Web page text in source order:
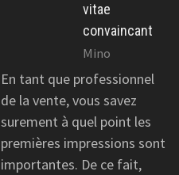
vitae
convaincant
Mino
En tant que professionnel
de la vente, vous savez
surement à quel point les
premières impressions sont
importantes. De ce fait,